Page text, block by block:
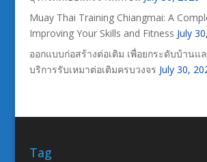
Muay Thai Training Chiangmai: A
Improving Your Skills and Fitness July
ออกแบบก่อสร้างต่อเติม เพื่อยกระดับบ้านแ
บริการรับเหมาต่อเติมครบวงจร July 30,
Tag